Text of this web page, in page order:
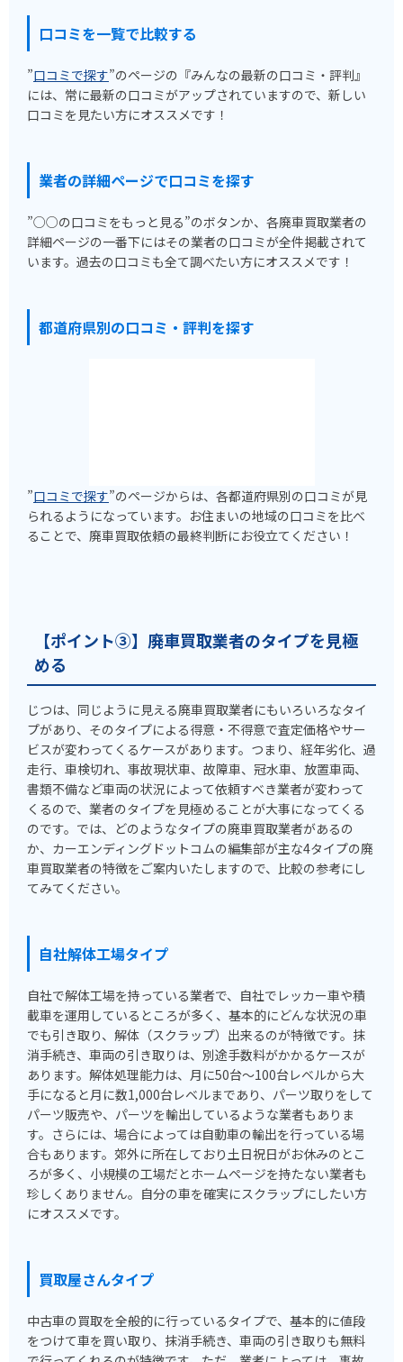
口コミを一覧で比較する
”口コミで探す”のページの『みんなの最新の口コミ・評判』
には、常に最新の口コミがアップされていますので、新しい
口コミを見たい方にオススメです！
業者の詳細ページで口コミを探す
”○○の口コミをもっと見る”のボタンか、各廃車買取業者の
詳細ページの一番下にはその業者の口コミが全件掲載されて
います。過去の口コミも全て調べたい方にオススメです！
都道府県別の口コミ・評判を探す
”口コミで探す”のページからは、各都道府県別の口コミが見
られるようになっています。お住まいの地域の口コミを比べ
ることで、廃車買取依頼の最終判断にお役立てください！
【ポイント③】廃車買取業者のタイプを見極
める
じつは、同じように見える廃車買取業者にもいろいろなタイ
プがあり、そのタイプによる得意・不得意で査定価格やサー
ビスが変わってくるケースがあります。つまり、経年劣化、過
走行、車検切れ、事故現状車、故障車、冠水車、放置車両、
書類不備など車両の状況によって依頼すべき業者が変わって
くるので、業者のタイプを見極めることが大事になってくる
のです。では、どのようなタイプの廃車買取業者があるの
か、カーエンディングドットコムの編集部が主な4タイプの廃
車買取業者の特徴をご案内いたしますので、比較の参考にし
てみてください。
自社解体工場タイプ
自社で解体工場を持っている業者で、自社でレッカー車や積
載車を運用しているところが多く、基本的にどんな状況の車
でも引き取り、解体（スクラップ）出来るのが特徴です。抹
消手続き、車両の引き取りは、別途手数料がかかるケースが
あります。解体処理能力は、月に50台～100台レベルから大
手になると月に数1,000台レベルまであり、パーツ取りをして
パーツ販売や、パーツを輸出しているような業者もありま
す。さらには、場合によっては自動車の輸出を行っている場
合もあります。郊外に所在しており土日祝日がお休みのとこ
ろが多く、小規模の工場だとホームページを持たない業者も
珍しくありません。自分の車を確実にスクラップにしたい方
にオススメです。
買取屋さんタイプ
中古車の買取を全般的に行っているタイプで、基本的に値段
をつけて車を買い取り、抹消手続き、車両の引き取りも無料